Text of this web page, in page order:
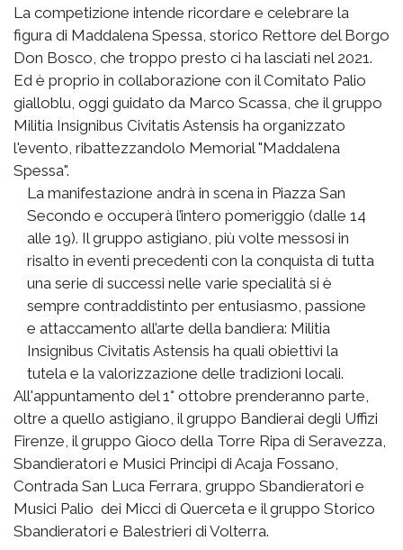
La competizione intende ricordare e celebrare la
figura di Maddalena Spessa, storico Rettore del Borgo
Don Bosco, che troppo presto ci ha lasciati nel 2021.
Ed è proprio in collaborazione con il Comitato Palio
gialloblu, oggi guidato da Marco Scassa, che il gruppo
Militia Insignibus Civitatis Astensis ha organizzato
l'evento, ribattezzandolo Memorial "Maddalena
Spessa".
La manifestazione andrà in scena in Piazza San
Secondo e occuperà l’intero pomeriggio (dalle 14
alle 19). Il gruppo astigiano, più volte messosi in
risalto in eventi precedenti con la conquista di tutta
una serie di successi nelle varie specialità si è
sempre contraddistinto per entusiasmo, passione
e attaccamento all’arte della bandiera: Militia
Insignibus Civitatis Astensis ha quali obiettivi la
tutela e la valorizzazione delle tradizioni locali.
All'appuntamento del 1° ottobre prenderanno parte,
oltre a quello astigiano, il gruppo Bandierai degli Uffizi
Firenze, il gruppo Gioco della Torre Ripa di Seravezza,
Sbandieratori e Musici Principi di Acaja Fossano,
Contrada San Luca Ferrara, gruppo Sbandieratori e
Musici Palio dei Micci di Querceta e il gruppo Storico
Sbandieratori e Balestrieri di Volterra.